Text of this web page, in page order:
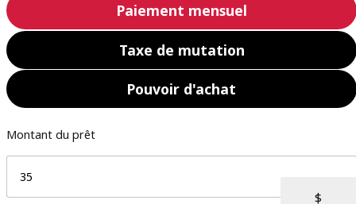
Paiement mensuel
Taxe de mutation
Pouvoir d'achat
Montant du prêt